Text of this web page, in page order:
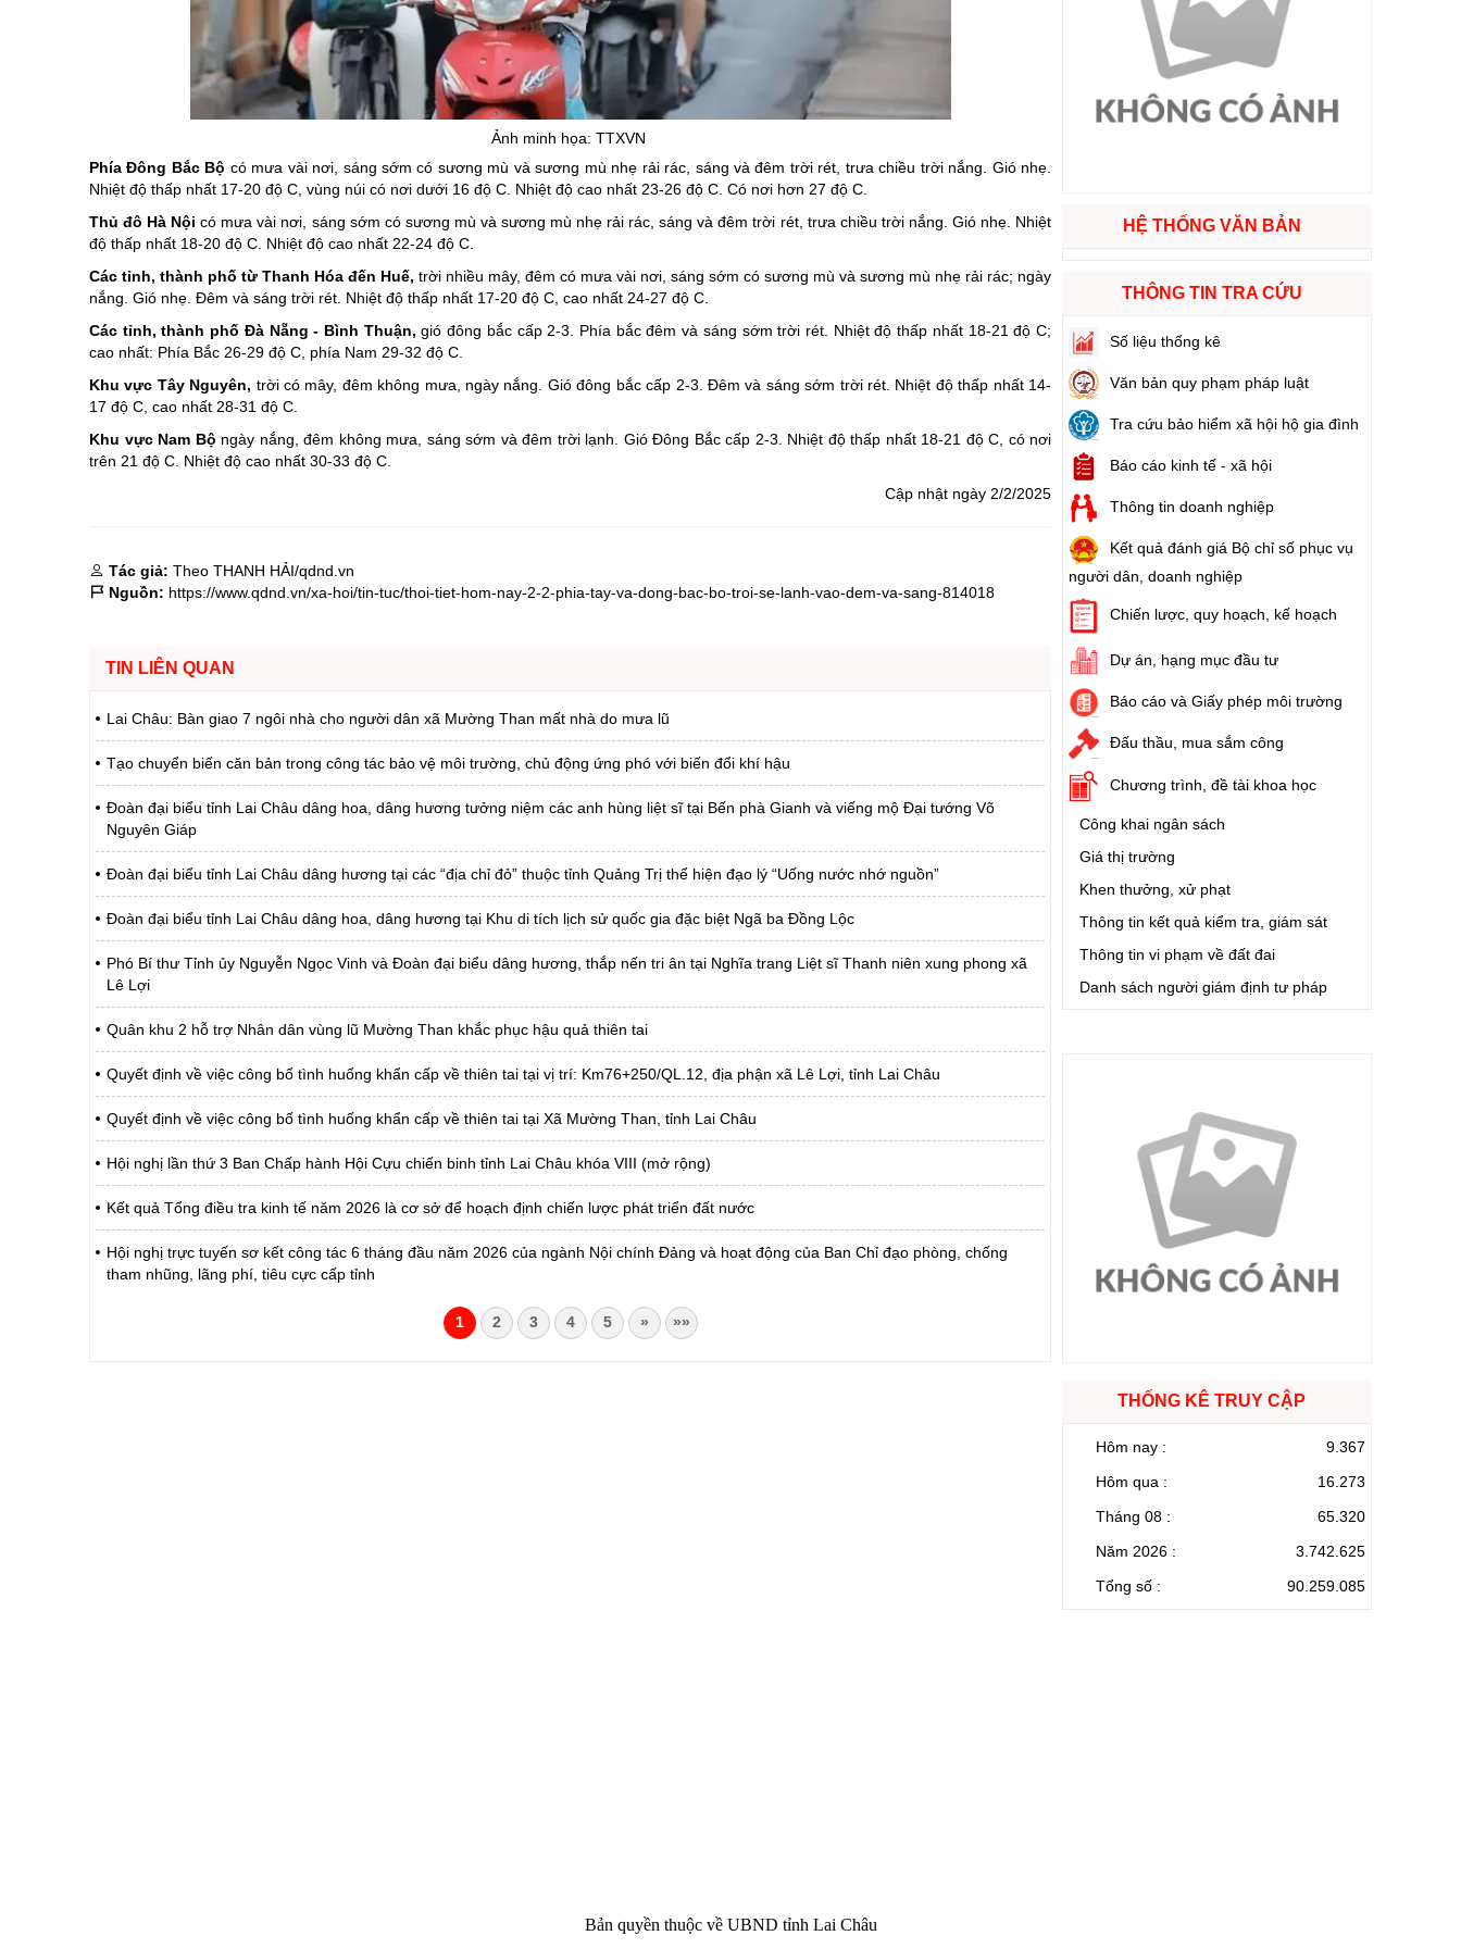
Chuyên đề tổng hợp Giảm nghèo bền vững
Đưa nghị quyết của Đảng vào cuộc sống
Bầu cử đại biểu Quốc hội khóa XVI và đại biểu Hội đồng nhân dân các cấp nhiệm kỳ 2026 - 2031
Gia đình hạnh phúc bền vững
An toàn thông tin
Người Việt Nam ưu tiên dùng hàng Việt Nam
Phóng sự ảnh
Chuyên mục khác
Ảnh minh họa: TTXVN
Phía Đông Bắc Bộ có mưa vài nơi, sáng sớm có sương mù và sương mù nhẹ rải rác, sáng và đêm trời rét, trưa chiều trời nắng. Gió nhẹ.
Nhiệt độ thấp nhất 17-20 độ C, vùng núi có nơi dưới 16 độ C. Nhiệt độ cao nhất 23-26 độ C. Có nơi hơn 27 độ C.
Thủ đô Hà Nội có mưa vài nơi, sáng sớm có sương mù và sương mù nhẹ rải rác, sáng và đêm trời rét, trưa chiều trời nắng. Gió nhẹ. Nhiệt
độ thấp nhất 18-20 độ C. Nhiệt độ cao nhất 22-24 độ C.
Các tỉnh, thành phố từ Thanh Hóa đến Huế, trời nhiều mây, đêm có mưa vài nơi, sáng sớm có sương mù và sương mù nhẹ rải rác; ngày
nắng. Gió nhẹ. Đêm và sáng trời rét. Nhiệt độ thấp nhất 17-20 độ C, cao nhất 24-27 độ C.
Các tỉnh, thành phố Đà Nẵng - Bình Thuận,gió đông bắc cấp 2-3. Phía bắc đêm và sáng sớm trời rét. Nhiệt độ thấp nhất 18-21 độ C;
cao nhất: Phía Bắc 26-29 độ C, phía Nam 29-32 độ C.
Khu vực Tây Nguyên, trời có mây, đêm không mưa, ngày nắng. Gió đông bắc cấp 2-3. Đêm và sáng sớm trời rét. Nhiệt độ thấp nhất 14-
17 độ C, cao nhất 28-31 độ C.
Khu vực Nam Bộ ngày nắng, đêm không mưa, sáng sớm và đêm trời lạnh. Gió Đông Bắc cấp 2-3. Nhiệt độ thấp nhất 18-21 độ C, có nơi
trên 21 độ C. Nhiệt độ cao nhất 30-33 độ C.
Cập nhật ngày 2/2/2025
Tác giả: Theo THANH HẢI/qdnd.vn
Nguồn: https://www.qdnd.vn/xa-hoi/tin-tuc/thoi-tiet-hom-nay-2-2-phia-tay-va-dong-bac-bo-troi-se-lanh-vao-dem-va-sang-814018
TIN LIÊN QUAN
Lai Châu: Bàn giao 7 ngôi nhà cho người dân xã Mường Than mất nhà do mưa lũ
Tạo chuyển biến căn bản trong công tác bảo vệ môi trường, chủ động ứng phó với biến đổi khí hậu
Đoàn đại biểu tỉnh Lai Châu dâng hoa, dâng hương tưởng niệm các anh hùng liệt sĩ tại Bến phà Gianh và viếng mộ Đại tướng Võ
Nguyên Giáp
Đoàn đại biểu tỉnh Lai Châu dâng hương tại các “địa chỉ đỏ” thuộc tỉnh Quảng Trị thể hiện đạo lý “Uống nước nhớ nguồn”
Đoàn đại biểu tỉnh Lai Châu dâng hoa, dâng hương tại Khu di tích lịch sử quốc gia đặc biệt Ngã ba Đồng Lộc
Phó Bí thư Tỉnh ủy Nguyễn Ngọc Vinh và Đoàn đại biểu dâng hương, thắp nến tri ân tại Nghĩa trang Liệt sĩ Thanh niên xung phong xã
Lê Lợi
Quân khu 2 hỗ trợ Nhân dân vùng lũ Mường Than khắc phục hậu quả thiên tai
Quyết định về việc công bố tình huống khẩn cấp về thiên tai tại vị trí: Km76+250/QL.12, địa phận xã Lê Lợi, tỉnh Lai Châu
Quyết định về việc công bố tình huống khẩn cấp về thiên tai tại Xã Mường Than, tỉnh Lai Châu
Hội nghị lần thứ 3 Ban Chấp hành Hội Cựu chiến binh tỉnh Lai Châu khóa VIII (mở rộng)
Kết quả Tổng điều tra kinh tế năm 2026 là cơ sở để hoạch định chiến lược phát triển đất nước
Hội nghị trực tuyến sơ kết công tác 6 tháng đầu năm 2026 của ngành Nội chính Đảng và hoạt động của Ban Chỉ đạo phòng, chống
tham nhũng, lãng phí, tiêu cực cấp tỉnh
1 2 3 4 5 » »»
HỆ THỐNG VĂN BẢN
THÔNG TIN TRA CỨU
Số liệu thống kê
Văn bản quy phạm pháp luật
Tra cứu bảo hiểm xã hội hộ gia đình
Báo cáo kinh tế - xã hội
Thông tin doanh nghiệp
Kết quả đánh giá Bộ chỉ số phục vụ
người dân, doanh nghiệp
Chiến lược, quy hoạch, kế hoạch
Dự án, hạng mục đầu tư
Báo cáo và Giấy phép môi trường
Đấu thầu, mua sắm công
Chương trình, đề tài khoa học
Công khai ngân sách
Giá thị trường
Khen thưởng, xử phạt
Thông tin kết quả kiểm tra, giám sát
Thông tin vi phạm về đất đai
Danh sách người giám định tư pháp
THỐNG KÊ TRUY CẬP
Hôm nay :
9.367
Hôm qua :
16.273
Tháng 08 :
65.320
Năm 2026 :
3.742.625
Tổng số :
90.259.085
Bản quyền thuộc về UBND tỉnh Lai Châu